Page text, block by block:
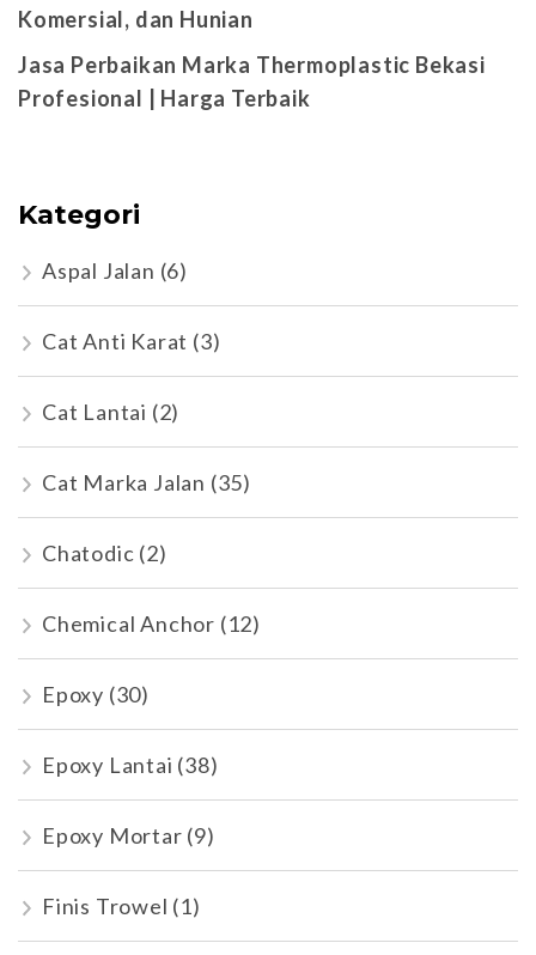
Komersial, dan Hunian
Jasa Perbaikan Marka Thermoplastic Bekasi
Profesional | Harga Terbaik
Kategori
Aspal Jalan (6)
Cat Anti Karat (3)
Cat Lantai (2)
Cat Marka Jalan (35)
Chatodic (2)
Chemical Anchor (12)
Epoxy (30)
Epoxy Lantai (38)
Epoxy Mortar (9)
Finis Trowel (1)